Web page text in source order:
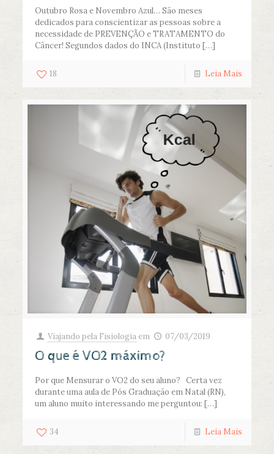
Outubro Rosa e Novembro Azul… São meses
dedicados para conscientizar as pessoas sobre a
necessidade de PREVENÇÃO e TRATAMENTO do
Câncer! Segundos dados do INCA (Instituto […]
18 Leia Mais
Viajando pela Fisiologia em 07/03/2019
O que é VO2 máximo?
Por que Mensurar o VO2 do seu aluno? Certa vez
durante uma aula de Pós Graduação em Natal (RN),
um aluno muito interessando me perguntou: […]
34 Leia Mais